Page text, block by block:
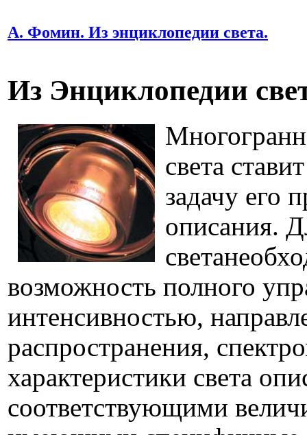
А. Фомин. Из энциклопедии света.
Из Энциклопедии
света
задачу его
описания.
возможность полного
интенсивностью,
распространения,
характеристики света
соответствующими